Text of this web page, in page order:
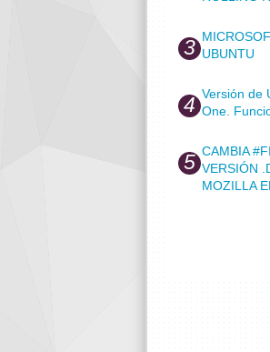
UBUNTU
Versión de
One.
CAMBIA
VERSIÓN
MOZILLA